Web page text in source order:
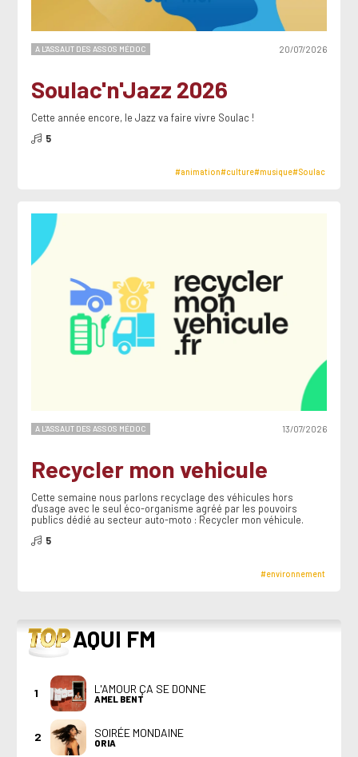
A L'ASSAUT DES ASSOS MÉDOC 20/07/2026
Soulac'n'Jazz 2026
Cette année encore, le Jazz va faire vivre Soulac !
5
#animation#culture#musique#Soulac
A L'ASSAUT DES ASSOS MÉDOC 13/07/2026
Recycler mon vehicule
Cette semaine nous parlons recyclage des véhicules hors
d'usage avec le seul éco-organisme agréé par les pouvoirs
publics dédié au secteur auto-moto : Recycler mon véhicule.
5
#environnement
TOP AQUI FM
1 L'AMOUR ÇA SE DONNE
AMEL BENT
2 SOIRÉE MONDAINE
ORIA